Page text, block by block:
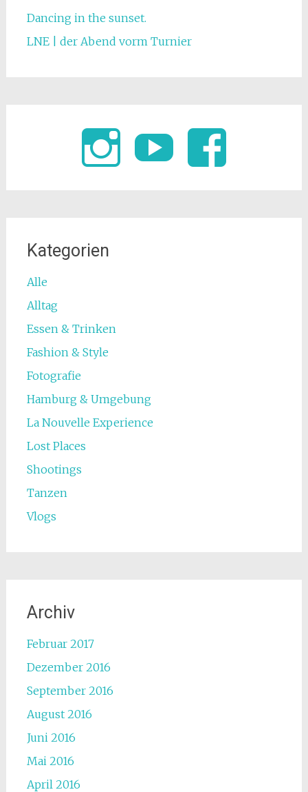
Dancing in the sunset.
LNE | der Abend vorm Turnier
Kategorien
Alle
Alltag
Essen & Trinken
Fashion & Style
Fotografie
Hamburg & Umgebung
La Nouvelle Experience
Lost Places
Shootings
Tanzen
Vlogs
Archiv
Februar 2017
Dezember 2016
September 2016
August 2016
Juni 2016
Mai 2016
April 2016